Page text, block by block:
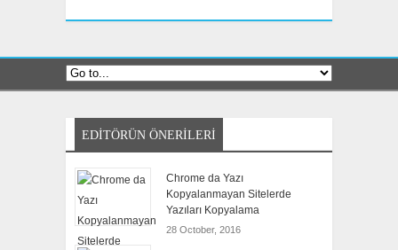
EDITÖRÜN ÖNERILERI
Chrome da Yazı
Kopyalanmayan Sitelerde
Yazıları Kopyalama
28 October, 2016